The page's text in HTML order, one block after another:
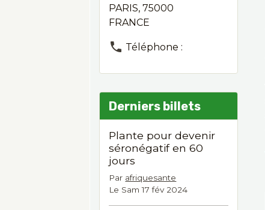
PARIS, 75000
FRANCE
Téléphone :
Derniers billets
Plante pour devenir
séronégatif en 60
jours
Par afriquesante
Le Sam 17 fév 2024